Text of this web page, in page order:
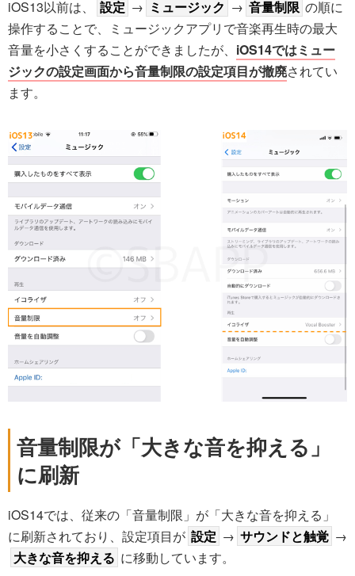
iOS13以前は、 設定 → ミュージック → 音量制限 の順に
操作することで、ミュージックアプリで音楽再生時の最大
音量を小さくすることができましたが、 iOS14ではミュー
ジックの設定画面から音量制限の設定項目が撤廃されてい
ます。
音量制限が「大きな音を抑える」
に刷新
iOS14では、従来の「音量制限」が「大きな音を抑える」
に刷新されており、設定項目が 設定 → サウンドと触覚 →
大きな音を抑える に移動しています。